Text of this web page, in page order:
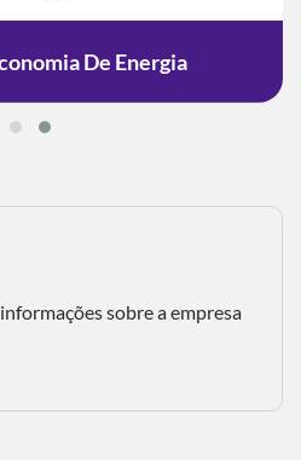
De Energia
sobre a empresa